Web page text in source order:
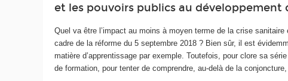
et les pouvoirs publics au développement
Quel va être l’impact au moins à moyen terme de la crise
cadre de la réforme du 5 septembre 2018 ? Bien sûr, il est
matière d’apprentissage par exemple. Toutefois, pour clore sa
de formation, pour tenter de comprendre, au-delà de la